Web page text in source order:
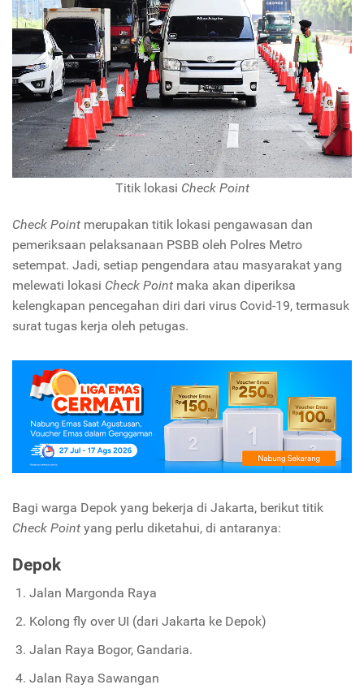
Titik lokasi Check Point
Check Point merupakan titik lokasi pengawasan dan
pemeriksaan pelaksanaan PSBB oleh Polres Metro
setempat. Jadi, setiap pengendara atau masyarakat yang
melewati lokasi Check Point maka akan diperiksa
kelengkapan pencegahan diri dari virus Covid-19, termasuk
surat tugas kerja oleh petugas.
Bagi warga Depok yang bekerja di Jakarta, berikut titik
Check Point yang perlu diketahui, di antaranya:
Depok
Jalan Margonda Raya
Kolong fly over UI (dari Jakarta ke Depok)
Jalan Raya Bogor, Gandaria.
Jalan Raya Sawangan